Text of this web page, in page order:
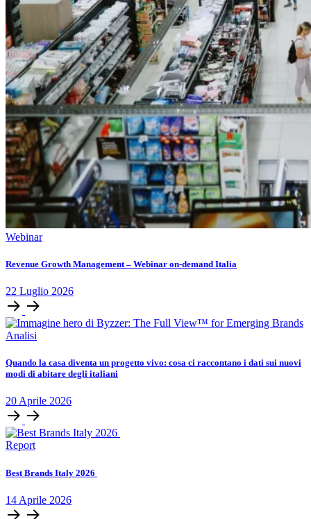
Webinar
Revenue Growth Management – Webinar on-demand Italia
22 Luglio 2026
Analisi
Quando la casa diventa un progetto vivo: cosa ci raccontano i dati sui nuovi
modi di abitare degli italiani
20 Aprile 2026
Report
Best Brands Italy 2026
14 Aprile 2026